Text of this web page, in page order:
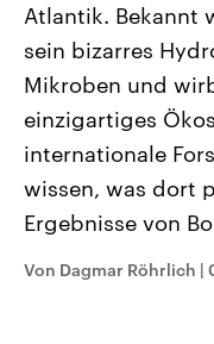
Landtagswahl
2026
Alle Informationen
Sachsen-Anhalt wählt
September 2026 einen
Landtag. Seit 2021
Bundesland von einer
Umfragen, Prognosen,
Wahlprogramme,
und Hintergründe zu
Wahl.
Sendungen
Atlantik. Bekannt
sein bizarres
Mikroben und
einzigartiges
internationale
wissen, was dort
Ergebnisse von
Von Dagmar Röhrlich |